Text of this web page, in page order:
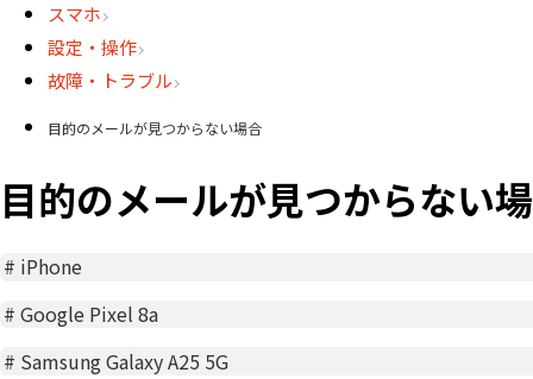
スマホ
設定・操作
故障・トラブル
目的のメールが見つからない場合
目的のメールが見つからない
# iPhone
#Google Pixel 8a
# Samsung Galaxy A25 5G